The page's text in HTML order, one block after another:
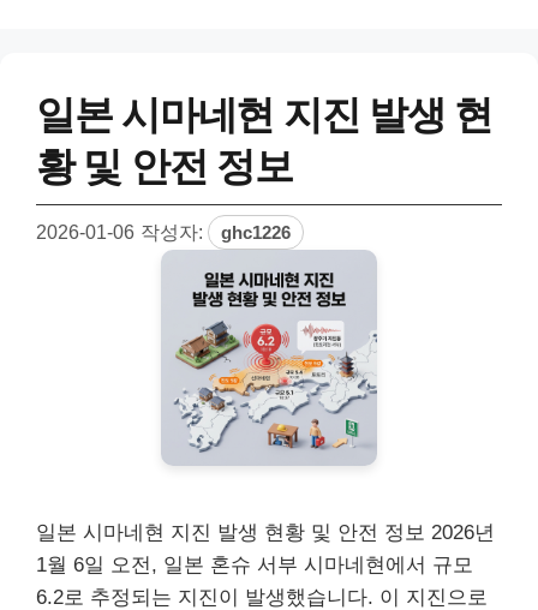
일본 시마네현 지진 발생 현
황 및 안전 정보
2026-01-06 작성자: ghc1226
일본 시마네현 지진 발생 현황 및 안전 정보 2026년
1월 6일 오전, 일본 혼슈 서부 시마네현에서 규모
6.2로 추정되는 지진이 발생했습니다. 이 지진으로